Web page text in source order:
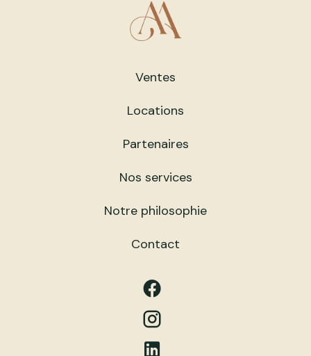
Ventes
Locations
Partenaires
Nos services
Notre philosophie
Contact